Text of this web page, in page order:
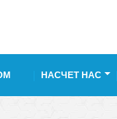
НАСЧЕТ НАС